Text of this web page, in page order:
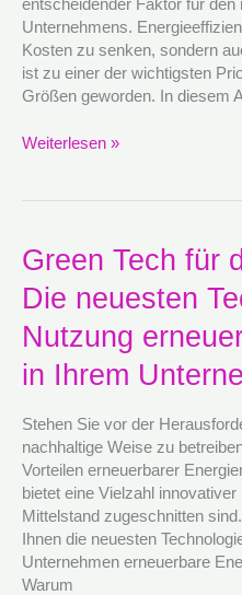
entscheidender Faktor für den
Unternehmens.
Kosten zu senken, sondern
ist zu einer der wichtigsten
Größen geworden. In diesem
kann
Weiterlesen »
Green Tech für
Die neuesten
Nutzung
in Ihrem
Stehen Sie vor der
nachhaltige Weise zu
Vorteilen erneuerbarer
bietet eine Vielzahl
Mittelstand zugeschnitten
Ihnen die neuesten
Unternehmen erneuerbare
Warum
Green
Tech
für
Mittelstand:
Die
neuesten
zur
Nutzung
erneuerbarer
Energien
in
Ihrem
Unternehmen